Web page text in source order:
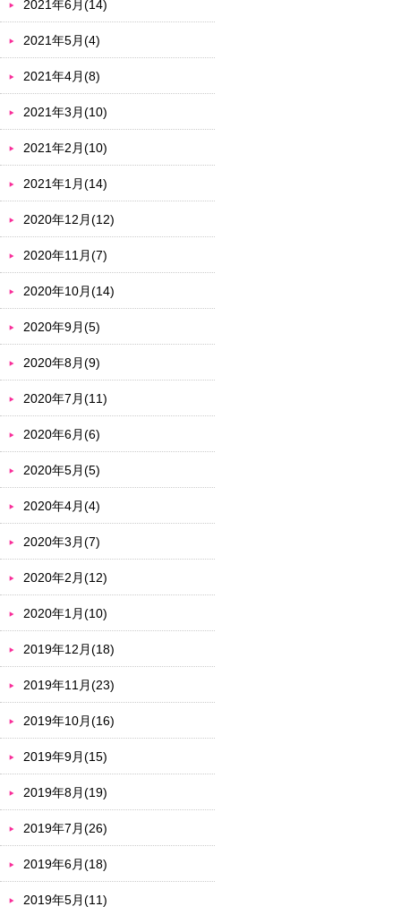
2021年6月(14)
2021年5月(4)
2021年4月(8)
2021年3月(10)
2021年2月(10)
2021年1月(14)
2020年12月(12)
2020年11月(7)
2020年10月(14)
2020年9月(5)
2020年8月(9)
2020年7月(11)
2020年6月(6)
2020年5月(5)
2020年4月(4)
2020年3月(7)
2020年2月(12)
2020年1月(10)
2019年12月(18)
2019年11月(23)
2019年10月(16)
2019年9月(15)
2019年8月(19)
2019年7月(26)
2019年6月(18)
2019年5月(11)